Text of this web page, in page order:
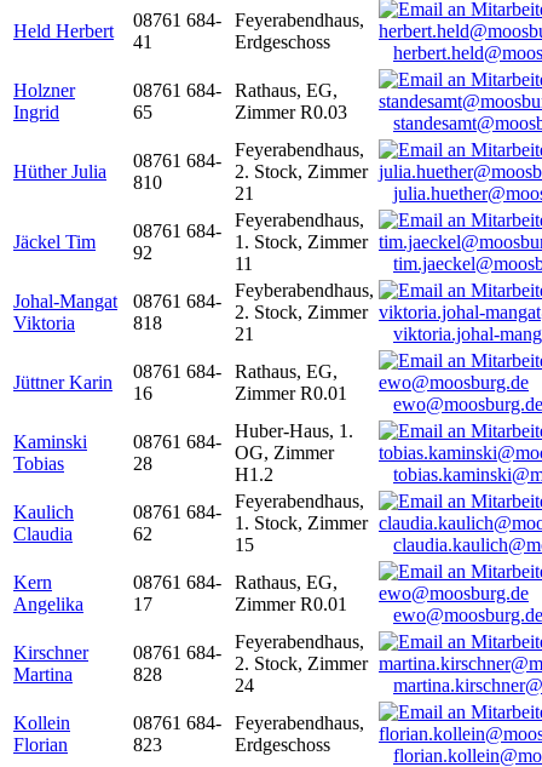
Held Herbert
08761 684-
41
Feyerabendhaus,
Erdgeschoss
Holzner
Ingrid
08761 684-
65
Rathaus, EG,
Zimmer R0.03
Hüther Julia
08761 684-
810
Feyerabendhaus,
2. Stock, Zimmer
21
Jäckel Tim
08761 684-
92
Feyerabendhaus,
1. Stock, Zimmer
11
Johal-Mangat
Viktoria
08761 684-
818
Feyberabendhaus,
2. Stock, Zimmer
21
viktoria.johal-
Jüttner Karin
08761 684-
16
Rathaus, EG,
Zimmer R0.01
ewo@moosburg.de
Kaminski
Tobias
08761 684-
28
Huber-Haus, 1.
OG, Zimmer
H1.2
Kaulich
Claudia
08761 684-
62
Feyerabendhaus,
1. Stock, Zimmer
15
Kern
Angelika
08761 684-
17
Rathaus, EG,
Zimmer R0.01
ewo@moosburg.de
Kirschner
Martina
08761 684-
828
Feyerabendhaus,
2. Stock, Zimmer
24
Kollein
Florian
08761 684-
823
Feyerabendhaus,
Erdgeschoss